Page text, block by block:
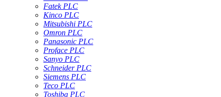
Fatek PLC
Kinco PLC
Mitsubishi PLC
Omron PLC
Panasonic PLC
Proface PLC
Sanyo PLC
Schneider PLC
Siemens PLC
Teco PLC
Toshiba PLC